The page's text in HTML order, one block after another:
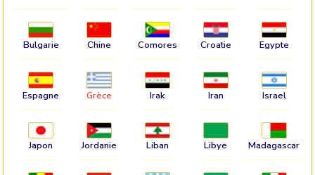
Bulgarie Chine Comores Croatie Egypte
Espagne Grèce Irak Iran Israel
Japon Jordanie Liban Libye Madagascar